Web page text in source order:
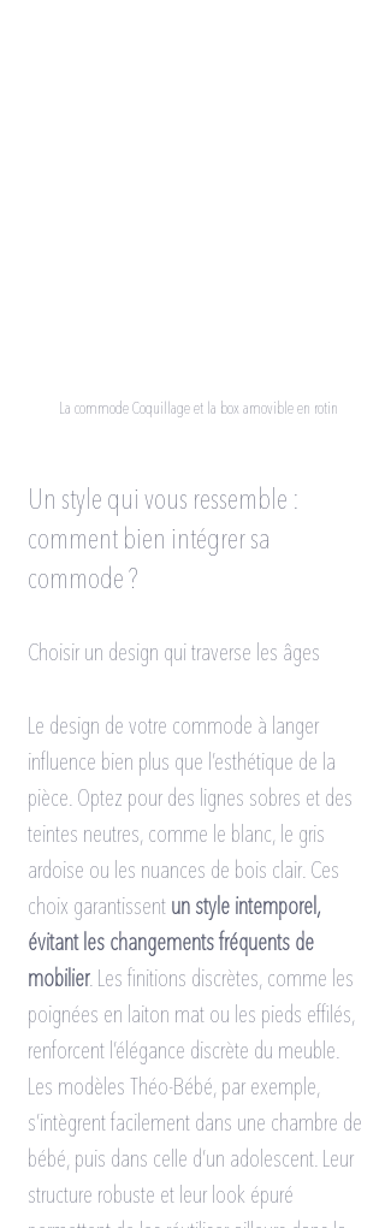
La commode Coquillage et la box amovible en rotin
Un style qui vous ressemble :
comment bien intégrer sa
commode ?
Choisir un design qui traverse les âges
Le design de votre commode à langer
influence bien plus que l’esthétique de la
pièce. Optez pour des lignes sobres et des
teintes neutres, comme le blanc, le gris
ardoise ou les nuances de bois clair. Ces
choix garantissent un style intemporel,
évitant les changements fréquents de
mobilier. Les finitions discrètes, comme les
poignées en laiton mat ou les pieds effilés,
renforcent l’élégance discrète du meuble.
Les modèles Théo-Bébé, par exemple,
s’intègrent facilement dans une chambre de
bébé, puis dans celle d’un adolescent. Leur
structure robuste et leur look épuré